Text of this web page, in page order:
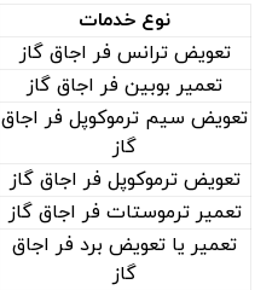
نوع خدمات
تعویض ترانس فر اجاق گاز
تعمیر بوبین فر اجاق گاز
تعویض سیم ترموکوپل فر اجاق
گاز
تعویض ترموکوپل فر اجاق گاز
تعمیر ترموستات فر اجاق گاز
تعمیر یا تعویض برد فر اجاق
گاز